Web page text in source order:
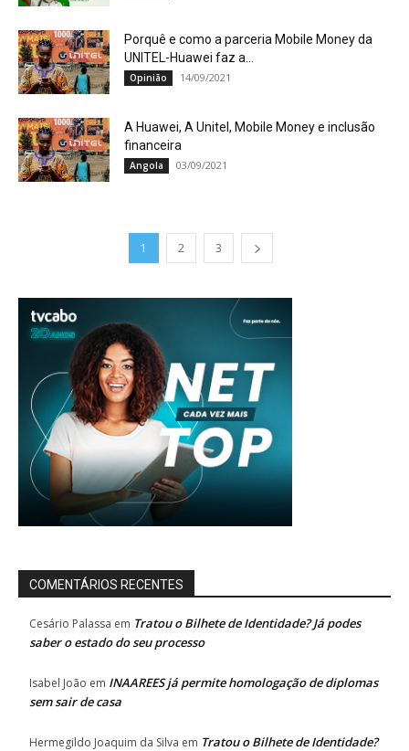
Porquê e como a parceria Mobile Money da
UNITEL-Huawei faz a...
Opinião 14/09/2021
A Huawei, A Unitel, Mobile Money e inclusão
financeira
Angola 03/09/2021
1 2 3
COMENTÁRIOS RECENTES
Cesário Palassa em Tratou o Bilhete de Identidade? Já podes
saber o estado do seu processo
Isabel João em INAAREES já permite homologação de diplomas
sem sair de casa
Hermegildo Joaquim da Silva em Tratou o Bilhete de Identidade?